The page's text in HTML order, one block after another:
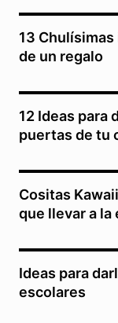
13
de un regalo
12 Ideas para
puertas de tu
Cositas
que llevar a la
Ideas para
escolares